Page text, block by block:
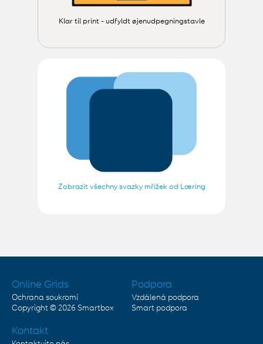
Klar til print - udfyldt øjenudpegningstavle
Zobrazit všechny svazky mřížek od Læring
Online Grids
Ochrana soukromí
Copyright © 2026 Smartbox
Podpora
Vzdálená podpora
Smart podpora
Kontakt